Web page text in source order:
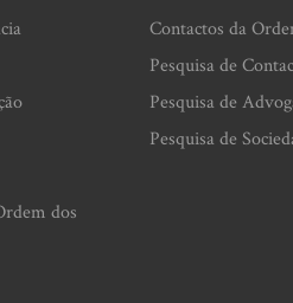
dos
Contactos da
Pesquisa de
Pesquisa de
Pesquisa de